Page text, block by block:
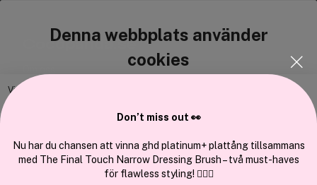
Denna webbplats använder
cookies
Vi använder enhetsidentifierare för att anpassa innehållet och
och annan information från din enhet till de sociala medier och annons-
och analysföretag som vi samarbetar med. Dessa kan i sin tur
kombinera informationen med annan information som du har
Cocopanda.se
Don’t miss out 👀
Nu har du chansen att vinna ghd platinum+ plattång tillsammans
med The Final Touch Narrow Dressing Brush – två must-haves
för flawless styling! 💇‍♀️✨